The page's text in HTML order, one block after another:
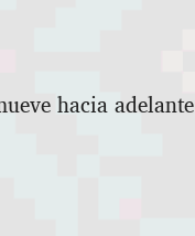
hacia